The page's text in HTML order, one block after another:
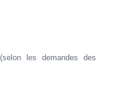
les demandes des